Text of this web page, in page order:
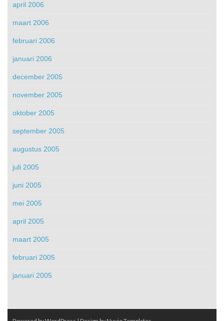
april 2006
maart 2006
februari 2006
januari 2006
december 2005
november 2005
oktober 2005
september 2005
augustus 2005
juli 2005
juni 2005
mei 2005
april 2005
maart 2005
februari 2005
januari 2005